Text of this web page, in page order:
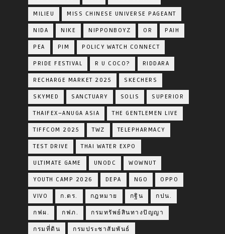
MILIEU MISS CHINESE UNIVERSE PAGEANT
NIDA NIKE NIPPONBOYZ OR PAIH
PEA PIM POLICY WATCH CONNECT
PRIDE FESTIVAL R U COCO? RIDDARA
RECHARGE MARKET 2025 SKECHERS
SKYMED SANCTUARY SOLIS SUPERIOR
THAIFEX–ANUGA ASIA THE GENTLEMEN LIVE
TIFFCOM 2025 TWZ TELEPHARMACY
TEST DRIVE THAI WATER EXPO
ULTIMATE GAME UNODC WOWNUT
YOUTH CAMP 2026 DEPA NGO OPPO
VIVO ก.ตร. กฎหมาย กฐิน กปน.
กฟผ. กฟภ. กรมทรัพย์สินทางปัญญา
กรมที่ดิน กรมประชาสัมพันธ์